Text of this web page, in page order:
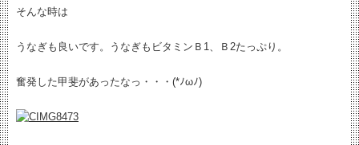
そんな時は
うなぎも良いです。うなぎもビタミンＢ1、Ｂ2たっぷり。
奮発した甲斐があったなっ・・・(*ﾉωﾉ)